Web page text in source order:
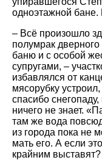
одноэтажной
– Всё произошло
полумрак
баню и с особой
супругами, –
избавлялся от
мясорубку
спасибо
ничего не знает.
там же вода
из города пока не
мать его. А если
крайним выставят?